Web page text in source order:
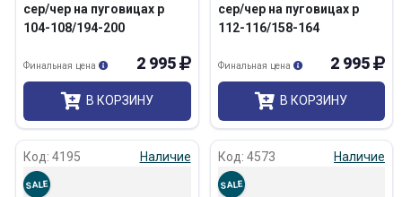
сер/чер на пуговицах р
104-108/194-200
2 995
Финальная цена
В КОРЗИНУ
сер/чер на пуговицах р
112-116/158-164
2 995
Финальная цена
В КОРЗИНУ
Код: 4195 Наличие
SALE
Код: 4573 Наличие
SALE